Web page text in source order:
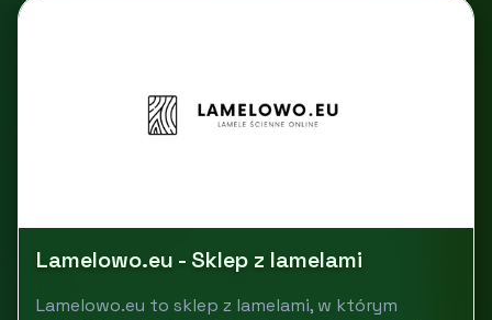
Lamelowo.eu - Sklep z lamelami
Lamelowo.eu to sklep z lamelami, w którym